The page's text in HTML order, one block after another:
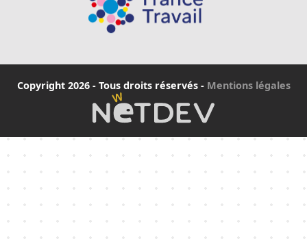
Copyright 2026 - Tous droits réservés - Mentions légales